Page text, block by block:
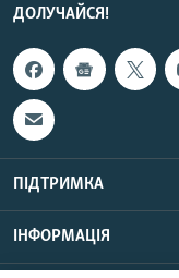
ДОЛУЧАЙСЯ!
ПІДТРИМКА
ІНФОРМАЦІЯ